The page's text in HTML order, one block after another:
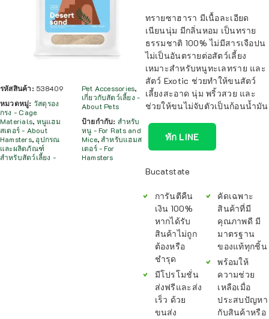
รหัสสินค้า: 538409
หมวดหมู่: วัสดุรอง
กรง - Cage
Materials, หนูแฮม
สเตอร์ - About
Hamsters, อุปกรณ
และผลิตภัณฑ์
สำหรับสัตว์เลี้ยง -
Pet Accessories,
เกี่ยวกับสัตว์เลี้ยง -
About Pets
ป้ายกำกับ: สำหรับ
หนู - For Rats and
Mice,สำหรับแฮมส
เตอร์ - For
Hamsters
ทรายซาฮารา มีเนื้อละเอียด
เนียนนุ่ม มีกลิ่นหอม เป็นทราย
ธรรมชาติ 100% ไม่มีสารเจือปน
ไม่เป็นอันตรายต่อสัตว์เลี้ยง
เหมาะสำหรับหนูทะเลทราย และ
สัตว์ Exotic ช่วยทำให้ขนสัตว์
เลี้ยงสะอาด นุ่ม พริ้วสวย และ
ช่วยให้ขนไม่จับตัวเป็นก้อนน้ำมัน
ทัก LINE
Bucatstate
การันตีคืน
เงิน 100%
หากได้รับ
สินค้าไม่ถูก
ต้องหรือ
ชำรุด
มีโปรโมชั่น
ส่งฟรีและส่ง
เร็ว ด้วย
ขนส่ง
คัดเฉพาะ
สินค้าที่มี
คุณภาพดี มี
มาตรฐาน
ของแท้ทุกชิ้น
พร้อมให้
ความช่วย
เหลือเมื่อ
ประสบปัญหา
กับสินค้าหรือ